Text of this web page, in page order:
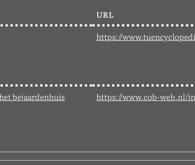
URL
https://
bejaardenhuis https://www.cob-web.nl/